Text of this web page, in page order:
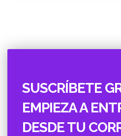
SUSCRÍBETE
EMPIEZA A
DESDE TU